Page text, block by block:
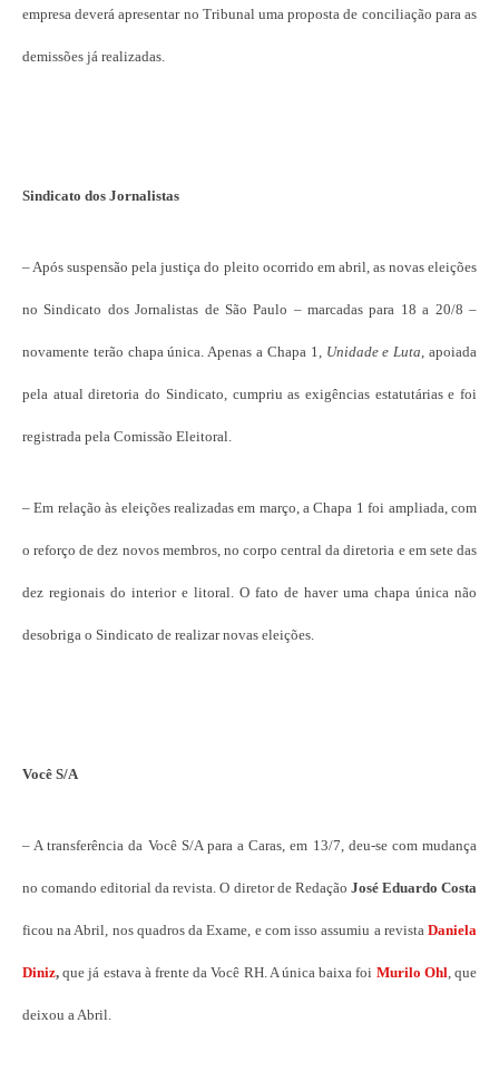
empresa deverá apresentar no Tribunal uma proposta de conciliação para as
demissões já realizadas.
Sindicato dos Jornalistas
– Após suspensão pela justiça do pleito ocorrido em abril, as novas eleições
no Sindicato dos Jornalistas de São Paulo – marcadas para 18 a 20/8 –
novamente terão chapa única. Apenas a Chapa 1, Unidade e Luta , apoiada
pela atual diretoria do Sindicato, cumpriu as exigências estatutárias e foi
registrada pela Comissão Eleitoral.
– Em relação às eleições realizadas em março, a Chapa 1 foi ampliada, com
o reforço de dez novos membros, no corpo central da diretoria e em sete das
dez regionais do interior e litoral. O fato de haver uma chapa única não
desobriga o Sindicato de realizar novas eleições.
Você S/A
– A transferência da Você S/A para a Caras, em 13/7, deu-se com mudança
no comando editorial da revista. O diretor de Redação José Eduardo Costa
ficou na Abril, nos quadros da Exame, e com isso assumiu a revista Daniela
Diniz, que já estava à frente da Você RH. A única baixa foi Murilo Ohl , que
deixou a Abril.